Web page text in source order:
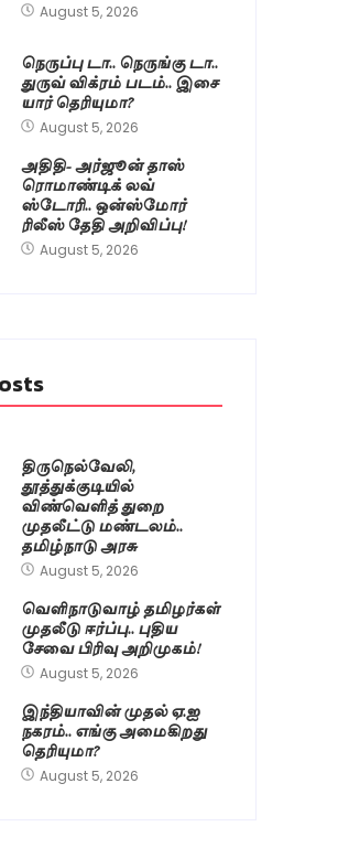
August 5, 2026
நெருப்பு டா.. நெருங்கு டா..
துருவ் விக்ரம் படம்.. இசை
யார் தெரியுமா?
August 5, 2026
அதிதி- அர்ஜூன் தாஸ்
ரொமாண்டிக் லவ்
ஸ்டோரி.. ஒன்ஸ்மோர்
ரிலீஸ் தேதி அறிவிப்பு!
August 5, 2026
திருநெல்வேலி,
தூத்துக்குடியில்
விண்வெளித் துறை
முதலீட்டு மண்டலம்..
தமிழ்நாடு அரசு
August 5, 2026
வெளிநாடுவாழ் தமிழர்கள்
முதலீடு ஈர்ப்பு.. புதிய
சேவை பிரிவு அறிமுகம்!
August 5, 2026
இந்தியாவின் முதல் ஏ.ஐ
நகரம்.. எங்கு அமைகிறது
தெரியுமா?
August 5, 2026